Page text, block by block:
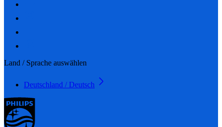
Land / Sprache auswählen
Deutschland / Deutsch